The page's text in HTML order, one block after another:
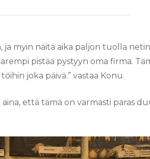
ja myin näitä aika paljon tuolla
pistää pystyyn oma firma.
joka päivä.” vastaa Konu.
että tämä on varmasti paras